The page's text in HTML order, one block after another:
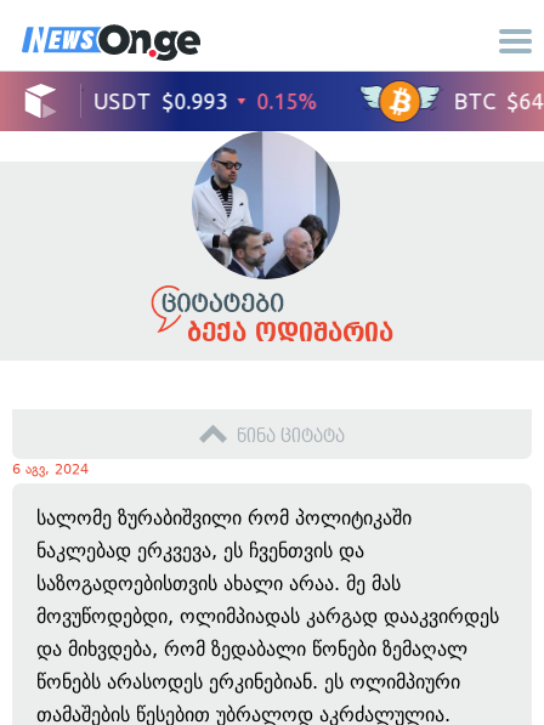
ბექა ოდიშარია
წინა ციტატა
6 აგვ, 2024
სალომე ზურაბიშვილი რომ პოლიტიკაში
ნაკლებად ერკვევა, ეს ჩვენთვის და
საზოგადოებისთვის ახალი არაა. მე მას
მოვუწოდებდი, ოლიმპიადას კარგად დააკვირდეს
და მიხვდება, რომ ზედაბალი წონები ზემაღალ
წონებს არასოდეს ერკინებიან. ეს ოლიმპიური
თამაშების წესებით უბრალოდ აკრძალულია.